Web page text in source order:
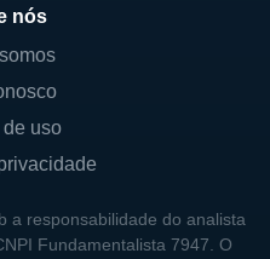
nós
de uso
a responsabilidade do analista
Fundamentalista 7947. O